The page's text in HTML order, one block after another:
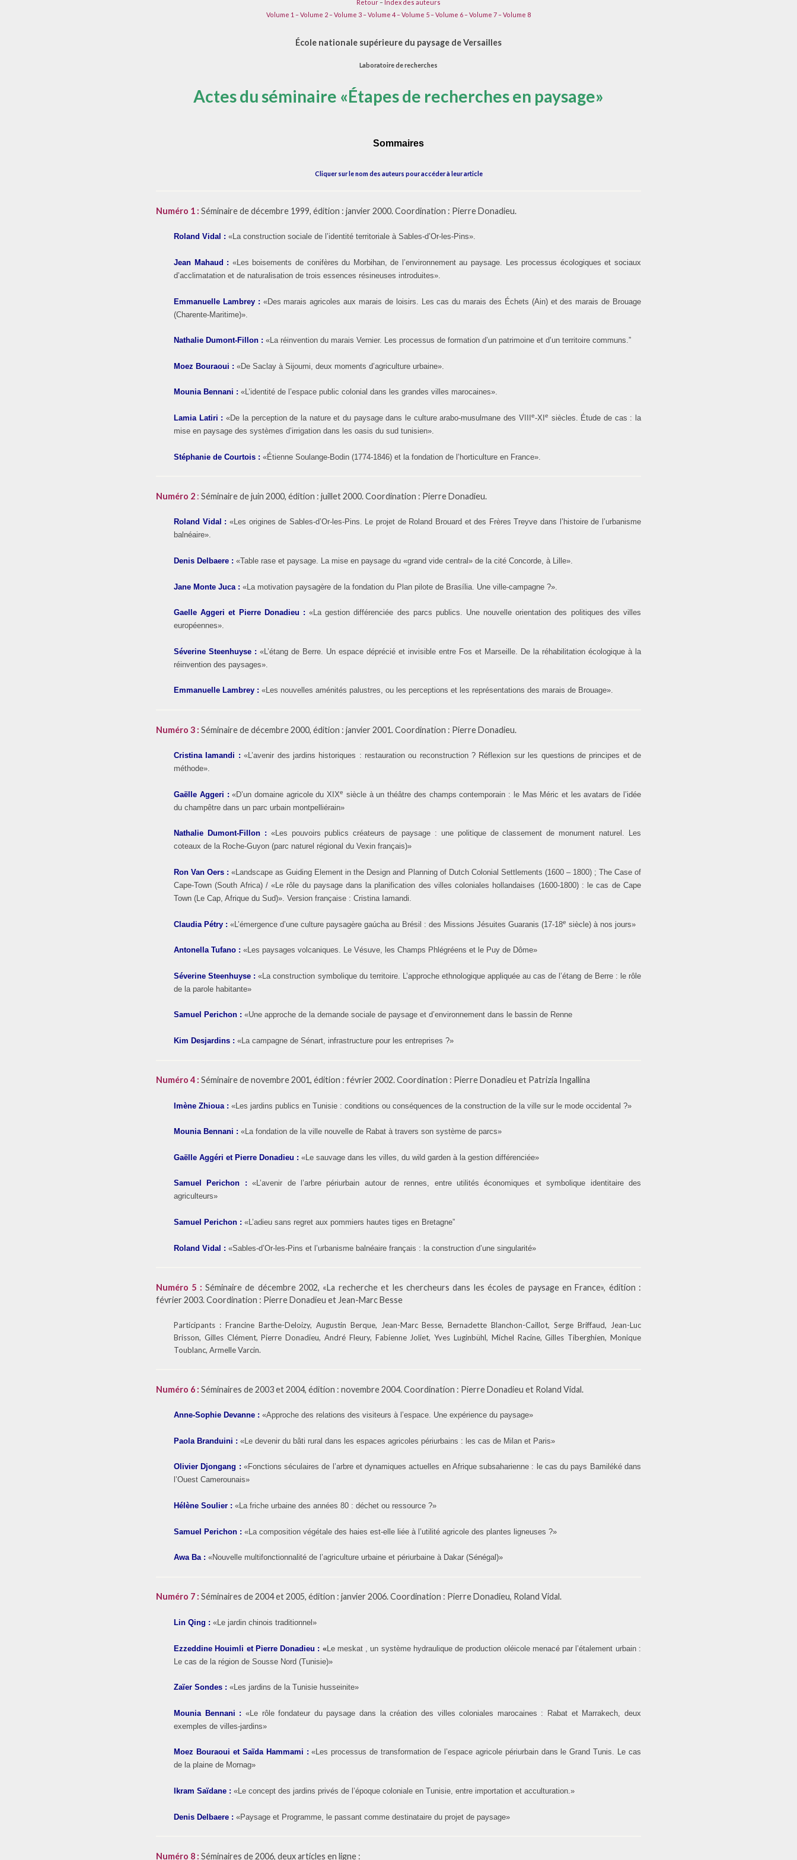
Retour – Index des auteurs
Volume 1 –Volume 2 –Volume 3 –Volume 4 –Volume 5 –Volume 6 –Volume 7 –Volume 8
École nationale supérieure du paysage de Versailles
Laboratoire de recherches
Actes du séminaire «Étapes de recherches en paysage»
Sommaires
Cliquer sur le nom des auteurs pour accéder à leur article
Numéro 1 : Séminaire de décembre 1999, édition : janvier 2000. Coordination : Pierre Donadieu.
Roland Vidal :«La construction sociale de l’identité territoriale à Sables-d’Or-les-Pins».
Jean Mahaud : «Les boisements de conifères du Morbihan, de l’environnement au paysage. Les processus écologiques et sociaux
d’acclimatation et de naturalisation de trois essences résineuses introduites».
Emmanuelle Lambrey: «Des marais agricoles aux marais de loisirs. Les cas du marais des Échets (Ain) et des marais de Brouage
(Charente-Maritime)».
Nathalie Dumont-Fillon :«La réinvention du marais Vernier. Les processus de formation d’un patrimoine et d’un territoire communs.”
Moez Bouraoui :«De Saclay à Sijoumi, deux moments d’agriculture urbaine».
Mounia Bennani :«L’identité de l’espace public colonial dans les grandes villes marocaines».
Lamia Latiri :«De la perception de la nature et du paysage dans le culture arabo-musulmane des VIII e-XI e siècles. Étude de cas : la
mise en paysage des systèmes d’irrigation dans les oasis du sud tunisien».
Stéphanie de Courtois :«Étienne Soulange-Bodin (1774-1846) et la fondation de l’horticulture en France».
Numéro 2 : Séminaire de juin 2000, édition : juillet 2000. Coordination : Pierre Donadieu.
Roland Vidal : «Les origines de Sables-d’Or-les-Pins. Le projet de Roland Brouard et des Frères Treyve dans l’histoire de l’urbanisme
balnéaire».
Denis Delbaere :«Table rase et paysage. La mise en paysage du «grand vide central» de la cité Concorde, à Lille».
Jane Monte Juca :«La motivation paysagère de la fondation du Plan pilote de Brasília. Une ville-campagne ?».
Gaelle Aggeri et Pierre Donadieu :«La gestion différenciée des parcs publics. Une nouvelle orientation des politiques des villes
européennes».
Séverine Steenhuyse : «L’étang de Berre. Un espace déprécié et invisible entre Fos et Marseille. De la réhabilitation écologique à la
réinvention des paysages».
Emmanuelle Lambrey :«Les nouvelles aménités palustres, ou les perceptions et les représentations des marais de Brouage».
Numéro 3 : Séminaire de décembre 2000, édition : janvier 2001. Coordination : Pierre Donadieu.
Cristina Iamandi :«L’avenir des jardins historiques : restauration ou reconstruction ? Réflexion sur les questions de principes et de
méthode».
Gaëlle Aggeri :«D’un domaine agricole du XIXe siècle à un théâtre des champs contemporain : le Mas Méric et les avatars de l’idée
du champêtre dans un parc urbain montpelliérain»
Nathalie Dumont-Fillon: «Les pouvoirs publics créateurs de paysage : une politique de classement de monument naturel. Les
coteaux de la Roche-Guyon (parc naturel régional du Vexin français)»
Ron Van Oers :«Landscape as Guiding Element in the Design and Planning of Dutch Colonial Settlements (1600 – 1800) ­; The Case of
Cape-Town (South Africa) / «Le rôle du paysage dans la planification des villes coloniales hollandaises (1600-1800) : le cas de Cape
Town (Le Cap, Afrique du Sud)». Version française : Cristina Iamandi.
Claudia Pétry :«L’émergence d’une culture paysagère gaúcha au Brésil : des Missions Jésuites Guaranis (17-18e siècle) à nos jours»
Antonella Tufano :«Les paysages volcaniques. Le Vésuve, les Champs Phlégréens et le Puy de Dôme»
Séverine Steenhuyse :«La construction symbolique du territoire. L’approche ethnologique appliquée au cas de l’étang de Berre : le rôle
de la parole habitante»
Samuel Perichon :«Une approche de la demande sociale de paysage et d’environnement dans le bassin de Renne
Kim Desjardins :«La campagne de Sénart, infrastructure pour les entreprises ?»
Numéro 4 : Séminaire de novembre 2001, édition : février 2002. Coordination : Pierre Donadieu et Patrizia Ingallina
Imène Zhioua : «Les jardins publics en Tunisie : conditions ou conséquences de la construction de la ville sur le mode occidental ?»
Mounia Bennani : «La fondation de la ville nouvelle de Rabat à travers son système de parcs»
Gaëlle Aggéri et Pierre Donadieu : «Le sauvage dans les villes, du wild garden à la gestion différenciée»
Samuel Perichon :
«L’avenir de l’arbre périurbain autour de rennes, entre utilités économiques et symbolique identitaire des
agriculteurs»
Samuel Perichon : «L’adieu sans regret aux pommiers hautes tiges en Bretagne”
Roland Vidal : «Sables-d’Or-les-Pins et l’urbanisme balnéaire français : la construction d’une singularité»
Numéro 5 : Séminaire de décembre 2002, «La recherche et les chercheurs dans les écoles de paysage en France», édition :
février 2003. Coordination : Pierre Donadieu et Jean-Marc Besse
Participants : Francine Barthe-Deloizy, Augustin Berque, Jean-Marc Besse, Bernadette Blanchon-Caillot, Serge Briffaud, Jean-Luc
Brisson, Gilles Clément, Pierre Donadieu, André Fleury, Fabienne Joliet, Yves Luginbühl, Michel Racine, Gilles Tiberghien, Monique
Toublanc, Armelle Varcin.
Numéro 6 : Séminaires de 2003 et 2004, édition : novembre 2004. Coordination : Pierre Donadieu et Roland Vidal.
Anne-Sophie Devanne : «Approche des relations des visiteurs à l’espace. Une expérience du paysage»
Paola Branduini : «Le devenir du bâti rural dans les espaces agricoles périurbains : les cas de Milan et Paris»
Olivier Djongang : «Fonctions séculaires de l’arbre et dynamiques actuelles en Afrique subsaharienne : le cas du pays Bamiléké dans
l’Ouest Camerounais»
Hélène Soulier :«La friche urbaine des années 80 : déchet ou ressource ?»
Samuel Perichon : «La composition végétale des haies est-elle liée à l’utilité agricole des plantes ligneuses ?»
Awa Ba: «Nouvelle multifonctionnalité de l’agriculture urbaine et périurbaine à Dakar (Sénégal)»
Numéro 7 : Séminaires de 2004 et 2005, édition : janvier 2006. Coordination : Pierre Donadieu, Roland Vidal.
Lin Qing : «Le jardin chinois traditionnel»
Ezzeddine Houimli et Pierre Donadieu : «Le meskat , un système hydraulique de production oléicole menacé par l’étalement urbain :
Le cas de la région de Sousse Nord (Tunisie)»
Zaïer Sondes : «Les jardins de la Tunisie husseinite»
Mounia Bennani : «Le rôle fondateur du paysage dans la création des villes coloniales marocaines : Rabat et Marrakech, deux
exemples de villes-jardins»
Moez Bouraoui et Saïda Hammami : «Les processus de transformation de l’espace agricole périurbain dans le Grand Tunis. Le cas
de la plaine de Mornag»
Ikram Saïdane : «Le concept des jardins privés de l’époque coloniale en Tunisie, entre importation et acculturation.»
Denis Delbaere : «Paysage et Programme, le passant comme destinataire du projet de paysage»
Numéro 8 : Séminaires de 2006, deux articles en ligne :